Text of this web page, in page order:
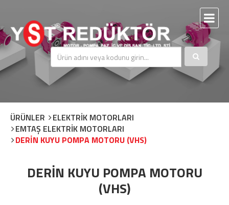
ÜRÜNLER
ELEKTRİK MOTORLARI
EMTAŞ ELEKTRİK MOTORLARI
DERİN KUYU POMPA MOTORU (VHS)
DERİN KUYU POMPA MOTORU
(VHS)